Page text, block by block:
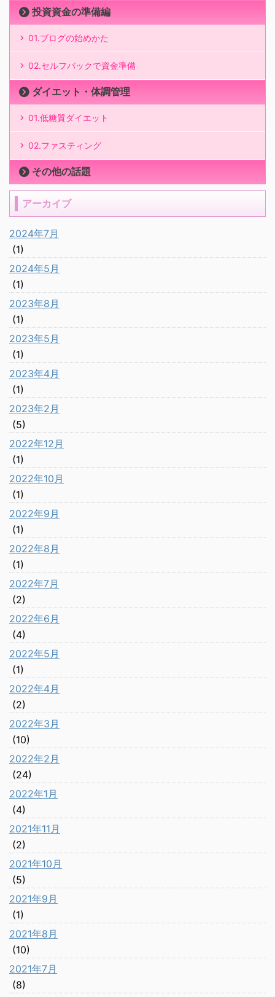
投資資金の準備編
01.ブログの始めかた
02.セルフバックで資金準備
ダイエット・体調管理
01.低糖質ダイエット
02.ファスティング
その他の話題
アーカイブ
2024年7月
(1)
2024年5月
(1)
2023年8月
(1)
2023年5月
(1)
2023年4月
(1)
2023年2月
(5)
2022年12月
(1)
2022年10月
(1)
2022年9月
(1)
2022年8月
(1)
2022年7月
(2)
2022年6月
(4)
2022年5月
(1)
2022年4月
(2)
2022年3月
(10)
2022年2月
(24)
2022年1月
(4)
2021年11月
(2)
2021年10月
(5)
2021年9月
(1)
2021年8月
(10)
2021年7月
(8)